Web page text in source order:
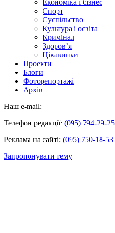
Економіка і бізнес
Спорт
Суспільство
Культура і освіта
Кримінал
Здоров’я
Цікавинки
Проекти
Блоги
Фоторепортажі
Архів
Наш e-mail:
Телефон редакції: (095) 794-29-25
Реклама на сайті: (095) 750-18-53
Запропонувати тему